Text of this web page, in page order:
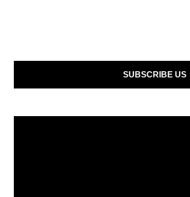
SUBSCRIBE US